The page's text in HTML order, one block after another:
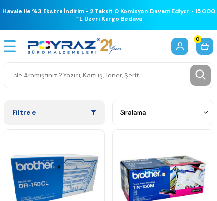
Havale ile %3 Ekstra İndirim • 2 Taksit 0 Komisyon Devam Ediyor • 15.000
TL Üzeri Kargo Bedava
0
Filtrele